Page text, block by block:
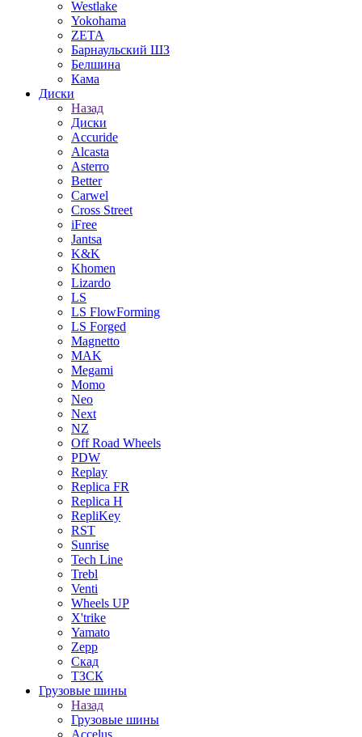
Westlake
Yokohama
ZETA
Барнаульский ШЗ
Белшина
Кама
Диски
Назад
Диски
Accuride
Alcasta
Asterro
Better
Carwel
Cross Street
iFree
Jantsa
K&K
Khomen
Lizardo
LS
LS FlowForming
LS Forged
Magnetto
MAK
Megami
Momo
Neo
Next
NZ
Off Road Wheels
PDW
Replay
Replica FR
Replica H
RepliKey
RST
Sunrise
Tech Line
Trebl
Venti
Wheels UP
X'trike
Yamato
Zepp
Скад
ТЗСК
Грузовые шины
Назад
Грузовые шины
Accelus